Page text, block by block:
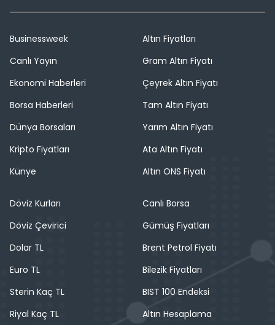
Businessweek
Canlı Yayın
Ekonomi Haberleri
Borsa Haberleri
Dünya Borsaları
Kripto Fiyatları
Künye
Altın Fiyatları
Gram Altın Fiyatı
Çeyrek Altın Fiyatı
Tam Altın Fiyatı
Yarım Altın Fiyatı
Ata Altın Fiyatı
Altın ONS Fiyatı
Döviz Kurları
Döviz Çevirici
Dolar TL
Euro TL
Sterin Kaç TL
Riyal Kaç TL
Canlı Borsa
Gümüş Fiyatları
Brent Petrol Fiyatı
Bilezik Fiyatları
BIST 100 Endeksi
Altın Hesaplama